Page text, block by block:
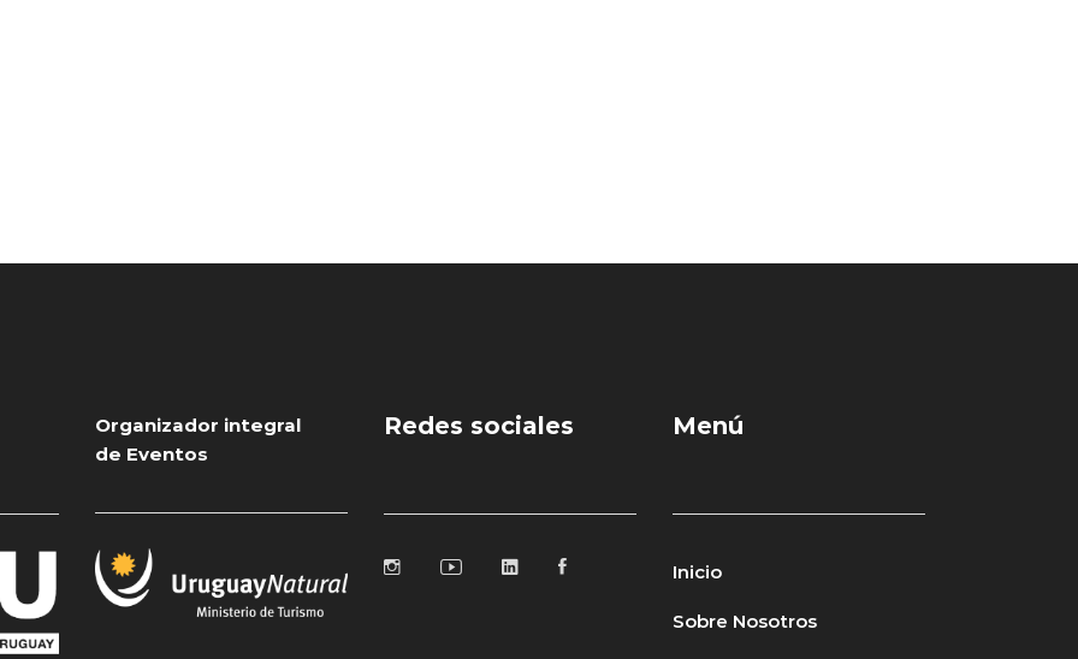
Organizador integral
de Eventos
Redes sociales Menú
Inicio
Sobre Nosotros